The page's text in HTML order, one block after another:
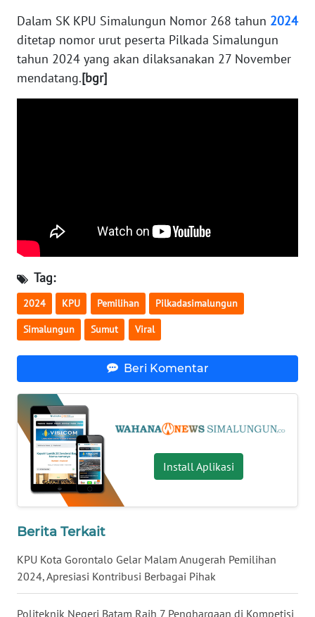
Dalam SK KPU Simalungun Nomor 268 tahun 2024
ditetap nomor urut peserta Pilkada Simalungun
tahun 2024 yang akan dilaksanakan 27 November
mendatang.[bgr]
Tag:
2024 KPU Pemilihan Pilkadasimalungun
Simalungun Sumut Viral
Beri Komentar
Install Aplikasi
Berita Terkait
KPU Kota Gorontalo Gelar Malam Anugerah Pemilihan
2024, Apresiasi Kontribusi Berbagai Pihak
Politeknik Negeri Batam Raih 7 Penghargaan di Kompetisi
WN
SERAMBI
WN
WN
SULTENG
WN
SULBAR
WN
SUMBAR
WN
SUMSEL
WN
BENGKULU
LAMPUNG
WN
JATENG